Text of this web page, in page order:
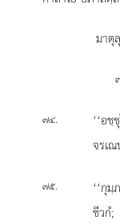
มาตุ
๗๔. ‘‘อชฺ
จรเ
๗๕. ‘‘กุ
ชีวกํ;